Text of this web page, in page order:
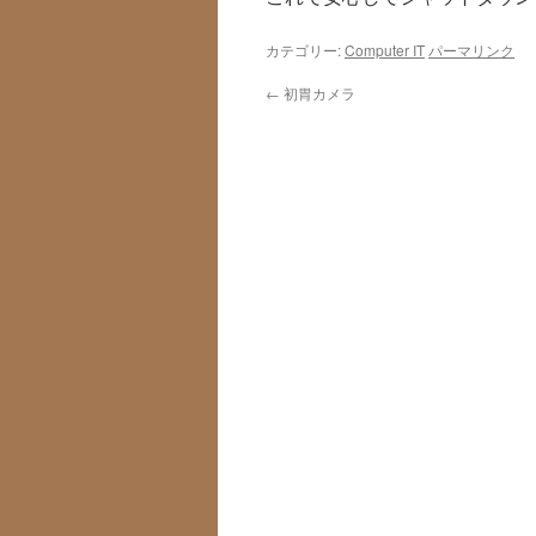
カテゴリー:Computer IT パーマリンク
← 初胃カメラ